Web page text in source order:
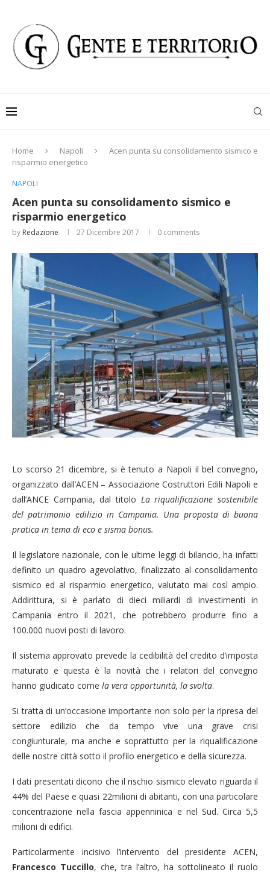
Home Napoli
Acen punta su consolidamento sismico e
risparmio energetico
NAPOLI
Acen punta su consolidamento sismico e
risparmio energetico
by Redazione 27 Dicembre 2017 0 comments
Lo scorso 21 dicembre, si è tenuto a Napoli il bel convegno,
organizzato dall’ACEN – Associazione Costruttori Edili Napoli e
dall’ANCE Campania, dal titolo La riqualificazione sostenibile
del patrimonio edilizio in Campania. Una proposta di buona
pratica in tema di eco e sisma bonus.
Il legislatore nazionale, con le ultime leggi di bilancio, ha infatti
definito un quadro agevolativo, finalizzato al consolidamento
sismico ed al risparmio energetico, valutato mai così ampio.
Addirittura, si è parlato di dieci miliardi di investimenti in
Campania entro il 2021, che potrebbero produrre fino a
100.000 nuovi posti di lavoro.
Il sistema approvato prevede la cedibilità del credito d’imposta
maturato e questa è la novità che i relatori del convegno
hanno giudicato come la vera opportunità, la svolta.
Si tratta di un’occasione importante non solo per la ripresa del
settore edilizio che da tempo vive una grave crisi
congiunturale, ma anche e soprattutto per la riqualificazione
delle nostre città sotto il profilo energetico e della sicurezza.
I dati presentati dicono che il rischio sismico elevato riguarda il
44% del Paese e quasi 22milioni di abitanti, con una particolare
concentrazione nella fascia appenninica e nel Sud. Circa 5,5
milioni di edifici.
Particolarmente incisivo l’intervento del presidente ACEN,
Francesco Tuccillo, che, tra l’altro, ha sottolineato il ruolo